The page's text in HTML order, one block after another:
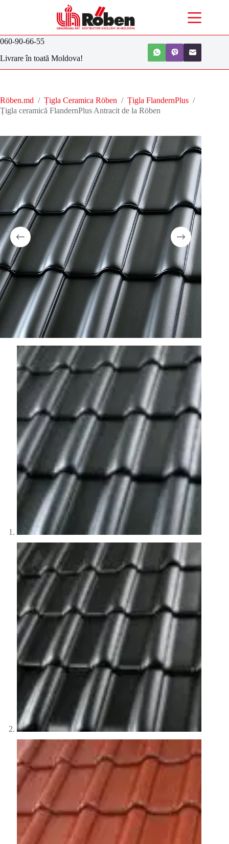
060-90-66-55
Livrare în toată Moldova!
Röben.md / Țigla Ceramica Röben / Țigla FlandernPlus /
Țigla ceramică FlandernPlus Antracit de la Röben